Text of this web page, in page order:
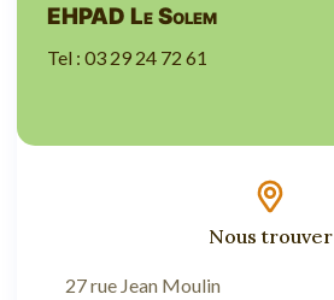
EHPAD Le Solem
Tel : 03 29 24 72 61
Nous trouver
27 rue Jean Moulin